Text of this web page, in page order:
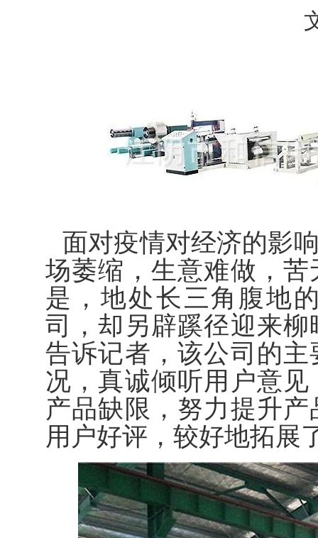
面对疫情对经济的影
场萎缩，生意难做，
是，地处长三角腹地
司，却另辟蹊径迎来
告诉记者，该公司的
况，真诚倾听用户意
产品缺限，努力提升
用户好评，较好地拓展